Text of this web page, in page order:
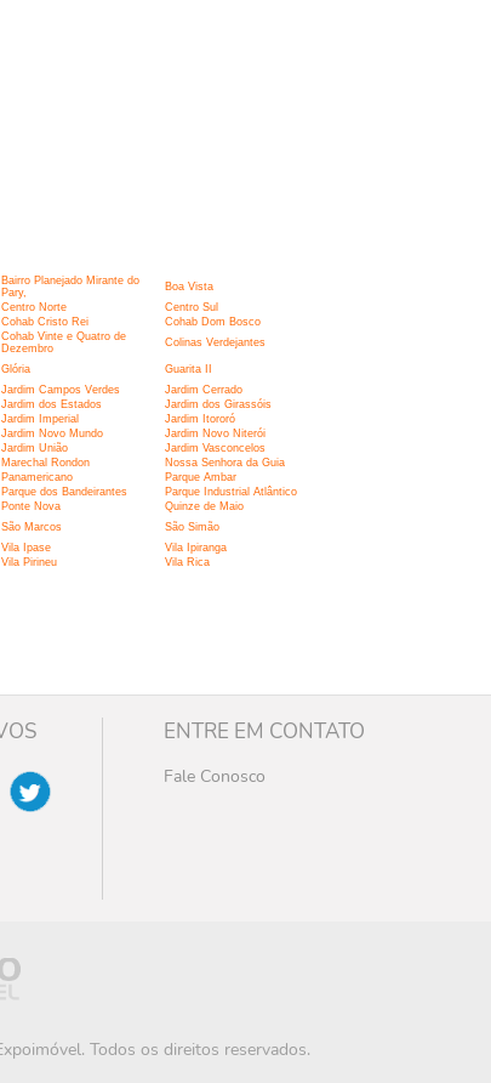
Bairro Planejado Mirante do
Pary,
Boa Vista
Centro Norte
Centro Sul
Cohab Cristo Rei
Cohab Dom Bosco
Cohab Vinte e Quatro de
Dezembro
Colinas Verdejantes
Glória
Guarita II
Jardim Campos Verdes
Jardim Cerrado
Jardim dos Estados
Jardim dos Girassóis
Jardim Imperial
Jardim Itororó
Jardim Novo Mundo
Jardim Novo Niterói
Jardim União
Jardim Vasconcelos
Marechal Rondon
Nossa Senhora da Guia
Panamericano
Parque Ambar
Parque dos Bandeirantes
Parque Industrial Atlântico
Ponte Nova
Quinze de Maio
São Marcos
São Simão
Vila Ipase
Vila Ipiranga
Vila Pirineu
Vila Rica
ENTRE EM CONTATO
Fale Conosco
Todos os direitos reservados.